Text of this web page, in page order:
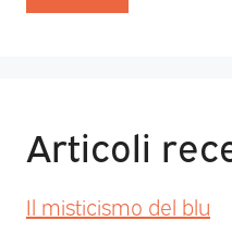
Articoli
Il misticismo del blu